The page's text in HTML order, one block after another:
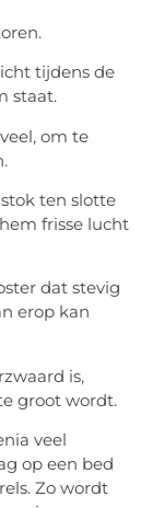
tijdens de
staat.
om te
ten slotte
frisse lucht
dat stevig
erop kan
is,
groot wordt.
veel
op een bed
Zo wordt